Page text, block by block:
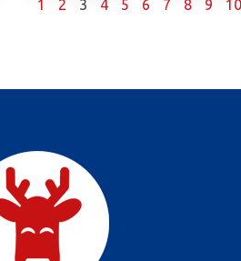
1 2 3 4 5 6 7 8 9 10